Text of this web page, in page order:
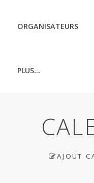
ORGANISATEURS
PLUS...
AJOUT